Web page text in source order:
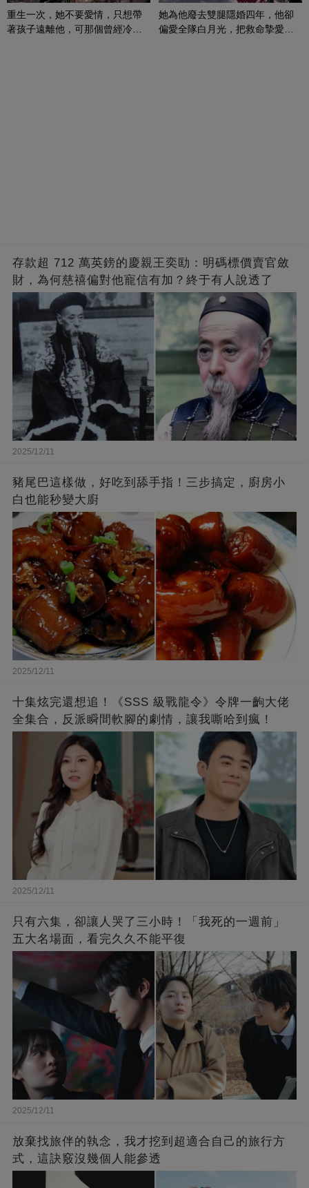
重生一次，她不要愛情，只想帶
著孩子遠離他，可那個曾經冷漠
她為他廢去雙腿隱婚四年，他卻
偏愛全隊白月光，把救命摯愛當
存款超 712 萬英鎊的慶親王奕劻：明碼標價賣官斂
財，為何慈禧偏對他寵信有加？終于有人說透了
2025/12/11
豬尾巴這樣做，好吃到舔手指！三步搞定，廚房小
白也能秒變大廚
2025/12/11
十集炫完還想追！《SSS 級戰龍令》令牌一齣大佬
全集合，反派瞬間軟腳的劇情，讓我嘶哈到瘋！
2025/12/11
只有六集，卻讓人哭了三小時！「我死的一週前」
五大名場面，看完久久不能平復
2025/12/11
放棄找旅伴的執念，我才挖到超適合自己的旅行方
式，這訣竅沒幾個人能參透